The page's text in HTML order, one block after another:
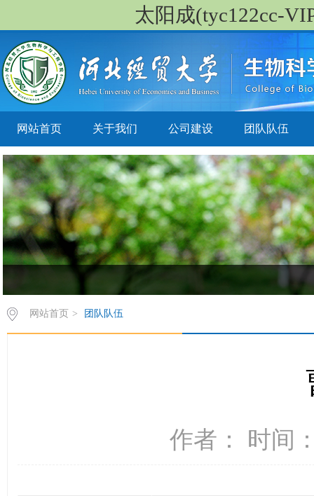
太阳成(tyc122cc-
网站首页 关于我们 公司建设 团队队伍
网站首页 > 团队队伍
作者： 时间